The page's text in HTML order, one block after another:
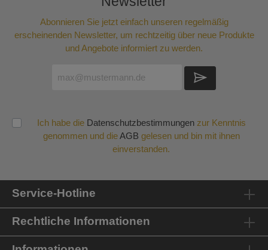
Abonnieren Sie jetzt einfach unseren regelmäßig
erscheinenden Newsletter, um rechtzeitig über neue Produkte
und Angebote informiert zu werden.
Ich habe die Datenschutzbestimmungenzur Kenntnis
genommen und dieAGB gelesen und bin mit ihnen
einverstanden.
Service-Hotline
Rechtliche Informationen